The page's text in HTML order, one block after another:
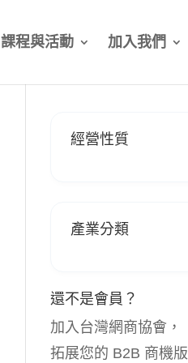
課程與活動 加入我們
經營性質
產業分類
還不是會員？
加入台灣網商協會，
拓展您的 B2B 商機版